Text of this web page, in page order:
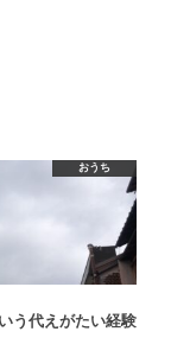
おうち
う代えがたい経験